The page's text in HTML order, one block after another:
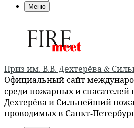
Меню
Приз им. В.В. Дехтерёва &
Официальный сайт
среди пожарных и спасателей
Дехтерёва и Сильнейший
проводимых в Санкт-